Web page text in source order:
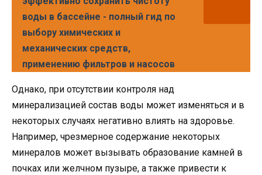
воды в бассейне - полный гид по
выбору химических и
механических средств,
применению фильтров и насосов
Однако, при отсутствии контроля над
минерализацией состав воды может изменяться и в
некоторых случаях негативно влиять на здоровье.
Например, чрезмерное содержание некоторых
минералов может вызывать образование камней в
почках или желчном пузыре, а также привести к